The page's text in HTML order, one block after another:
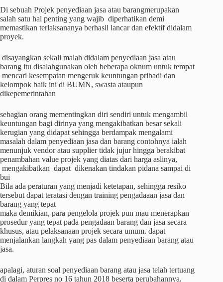
Di sebuah Projek penyediaan jasa atau barangmerupakan
salah satu hal penting yang wajib diperhatikan demi
memastikan terlaksananya berhasil lancar dan efektif didalam
proyek.
disayangkan sekali malah didalam penyediaan jasa atau
barang itu disalahgunakan oleh beberapa oknum untuk tempat
mencari kesempatan mengeruk keuntungan pribadi dan
kelompok baik ini di BUMN, swasta ataupun
dikepemerintahan
sebagian orang mementingkan diri sendiri untuk mengambil
keuntungan bagi dirinya yang mengakibatkan besar sekali
kerugian yang didapat sehingga berdampak mengalami
masalah dalam penyediaan jasa dan barang contohnya ialah
menunjuk vendor atau supplier tidak jujur hingga berakibat
penambahan value projek yang diatas dari harga aslinya,
mengakibatkan dapat dikenakan tindakan pidana sampai di
bui
Bila ada peraturan yang menjadi ketetapan, sehingga resiko
tersebut dapat teratasi dengan training pengadaaan jasa dan
barang yang tepat
maka demikian, para pengelola projek pun mau menerapkan
prosedur yang tepat pada pengadaan barang dan jasa secara
khusus, atau pelaksanaan projek secara umum. dapat
menjalankan langkah yang pas dalam penyediaan barang atau
jasa.
apalagi, aturan soal penyediaan barang atau jasa telah tertuang
di dalam Perpres no 16 tahun 2018 beserta perubahannya,